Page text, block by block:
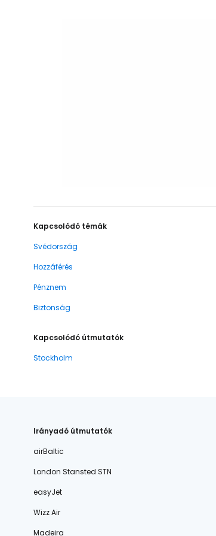
Kapcsolódó témák
Svédország
Hozzáférés
Pénznem
Biztonság
Kapcsolódó útmutatók
Stockholm
Irányadó útmutatók
airBaltic
London Stansted STN
easyJet
Wizz Air
Madeira